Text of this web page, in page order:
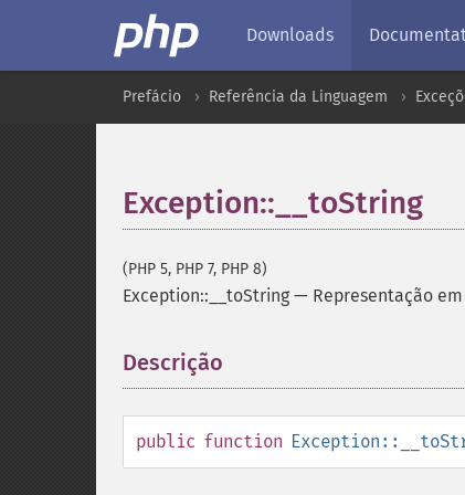
Downloads
Prefácio Referência da Linguagem
Exception::__toString
(PHP 5, PHP 7, PHP 8)
Exception::__toString — Representação
Descrição
public function